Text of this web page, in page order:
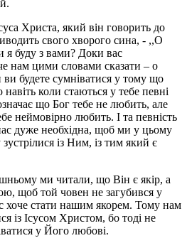
Христа, який він говорить до
свого хворого сина, - ,,О
я буду з вами? Доки вас
нам цими словами сказати – о
будете сумніватися у тому що
коли стаються у тебе певні
що Бог тебе не любить, але
неймовірно любить. І та певність
дуже необхідна, щоб ми у цьому
із Ним, із тим який є
ми читали, що Він є якір, а
щоб той човен не загубився у
хоче стати нашим якорем. Тому нам
із Ісусом Христом, бо тоді не
у Його любові.